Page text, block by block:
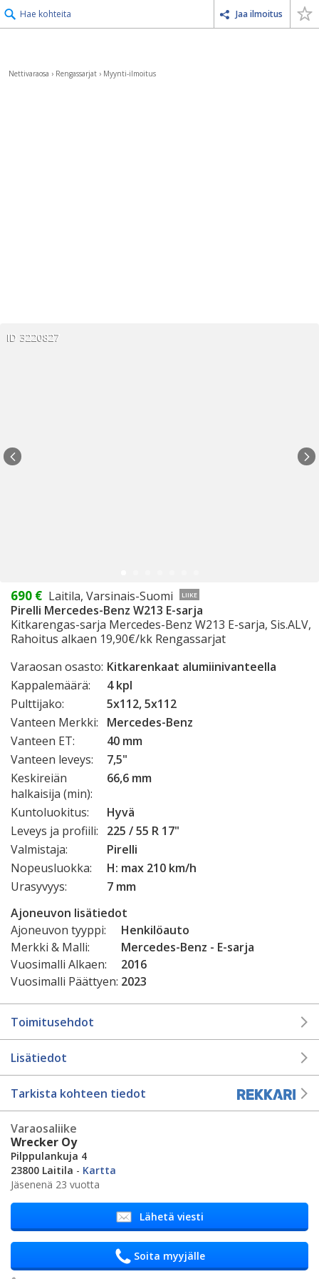
Hae kohteita Jaa ilmoitus
Nettivaraosa › Rengassarjat › Myynti-ilmoitus
ID 3220827
690 € Laitila, Varsinais-Suomi LIIKE
Pirelli Mercedes-Benz W213 E-sarja
Kitkarengas-sarja Mercedes-Benz W213 E-sarja, Sis.ALV,
Rahoitus alkaen 19,90€/kk Rengassarjat
Varaosan osasto: Kitkarenkaat alumiinivanteella
Kappalemäärä:
4 kpl
Pulttijako:
5x112, 5x112
Vanteen Merkki:
Mercedes-Benz
Vanteen ET:
40 mm
Vanteen leveys:
7,5"
Keskireiän
halkaisija (min):
66,6 mm
Kuntoluokitus:
Hyvä
Leveys ja profiili:
225 / 55 R 17"
Valmistaja:
Pirelli
Nopeusluokka:
H: max 210 km/h
Urasyvyys:
7 mm
Ajoneuvon lisätiedot
Ajoneuvon tyyppi:
Henkilöauto
Merkki & Malli:
Mercedes-Benz - E-sarja
Vuosimalli Alkaen:
2016
Vuosimalli Päättyen: 2023
Toimitusehdot
Lisätiedot
Tarkista kohteen tiedot
Varaosaliike
Wrecker Oy
Pilppulankuja 4
23800 Laitila - Kartta
Jäsenenä 23 vuotta
Lähetä viesti
Soita myyjälle